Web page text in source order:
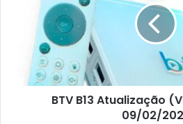
BTV B13 Atualização
09/02/